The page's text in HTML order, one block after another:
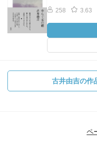
258 3.63
古井由吉の作
ペ